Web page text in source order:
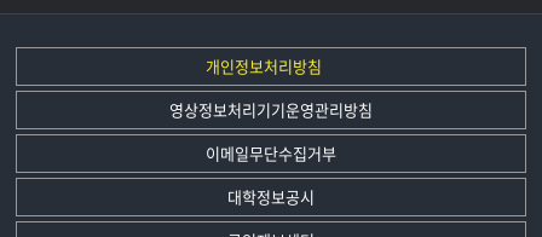
개인정보처리방침
영상정보처리기기운영관리방침
이메일무단수집거부
대학정보공시